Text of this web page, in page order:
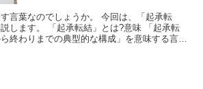
す言葉なのでしょうか。 今回は、「起承転
します。 「起承転結」とは?意味 「起承転
終わりまでの典型的な構成」を意味する言葉